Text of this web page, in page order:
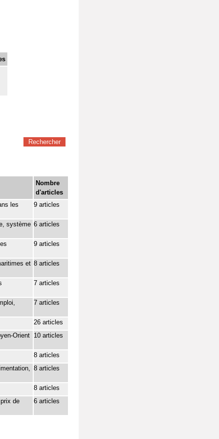
Nombre
d'articles
les
9 articles
système 6 articles
9 articles
et 8 articles
7 articles
7 articles
26 articles
Orient 10 articles
8 articles
8 articles
8 articles
de
6 articles